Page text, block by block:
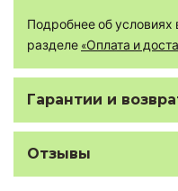
Подробнее об
разделе «Оплата и
Гарантии и
Отзывы